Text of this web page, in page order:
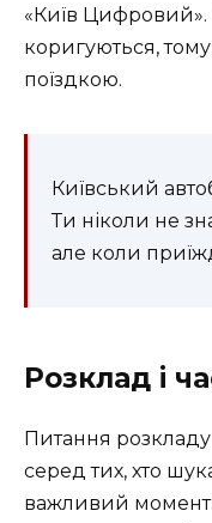
«Київ Цифровий».
коригуються,
поїздкою.
Київський
Ти ніколи не
але коли
Розклад і
Питання
серед тих, хто
важливий момент: